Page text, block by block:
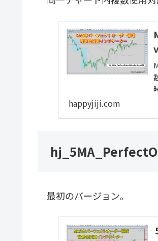
happyjiji.com
最初のバージョン。